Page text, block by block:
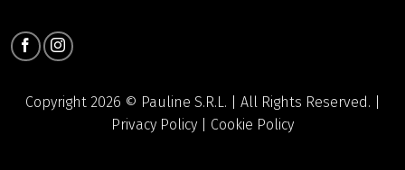
Copyright 2026 © Pauline S.R.L. | All Rights Reserved. |
Privacy Policy
Cookie Policy